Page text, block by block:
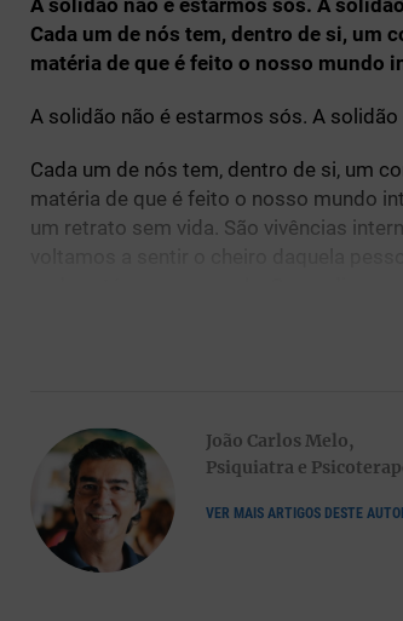
A solidão não é estarmos sós. A
Cada um de nós tem, dentro de si, um
matéria de que é feito o nosso mundo
A solidão não é estarmos sós. A
Cada um de nós tem, dentro de si, um
matéria de que é feito o nosso mundo
um retrato sem vida. São vivências
voltamos a sentir o cheiro daquela
estado insuportável de solidão.
E quando não conseguem essa
distrações inúteis, comportamentos de
João Carlos Melo,
Psiquiatra e
VER MAIS ARTIGOS DESTE